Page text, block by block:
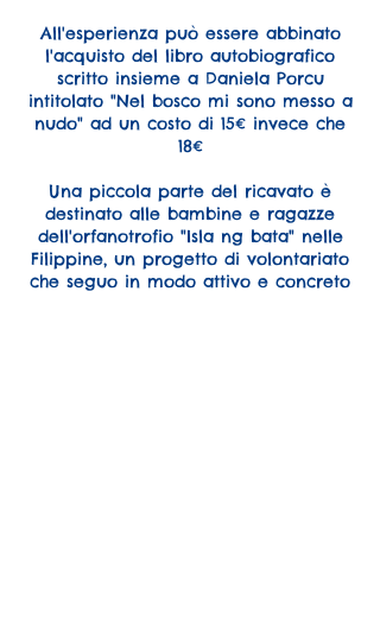
All'esperienza può essere abbinato
l'acquisto del libro autobiografico
scritto insieme a Daniela Porcu
intitolato "Nel bosco mi sono messo a
nudo" ad un costo di 15€ invece che
18€
Una piccola parte del ricavato è
destinato alle bambine e ragazze
dell'orfanotrofio "Isla ng bata" nelle
Filippine, un progetto di volontariato
che seguo in modo attivo e concreto